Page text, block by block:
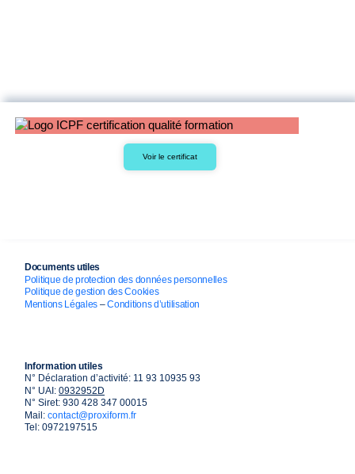
Voir le certificat
Documents utiles
Politique de protection des données personnelles
Politique de gestion des Cookies
Mentions Légales –Conditions d’utilisation
Information utiles
N° Déclaration d’activité: 11 93 10935 93
N° UAI: 0932952D
N° Siret: 930 428 347 00015
Mail: contact@proxiform.fr
Tel: 0972197515